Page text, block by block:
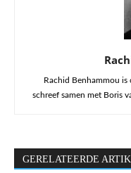
Rachid Benhammou
schreef samen met Boris
GERELATEERDE